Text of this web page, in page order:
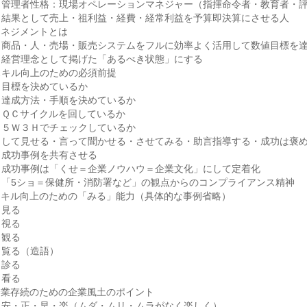
理者性格：現場オペレーションマネジャー（指揮命令者・教育者・評
果として売上・祖利益・経費・経常利益を予算即決算にさせる人
ジメントとは
品・人・売場・販売システムをフルに効率よく活用して数値目標を
営理念として掲げた「あるべき状態」にする
ル向上のための必須前提
標を決めているか
成方法・手順を決めているか
Ｃサイクルを回しているか
Ｗ３Ｈでチェックしているか
て見せる・言って聞かせる・させてみる・助言指導する・成功は褒
功事例を共有させる
功事例は「くせ＝企業ノウハウ＝企業文化」にして定着化
5ショ＝保健所・消防署など」の観点からのコンプライアンス精神
ル向上のための「みる」能力（具体的な事例省略）
る
る
る
る（造語）
る
る
存続のための企業風土のポイント